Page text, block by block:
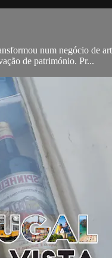
num negócio de
de património. Pr...